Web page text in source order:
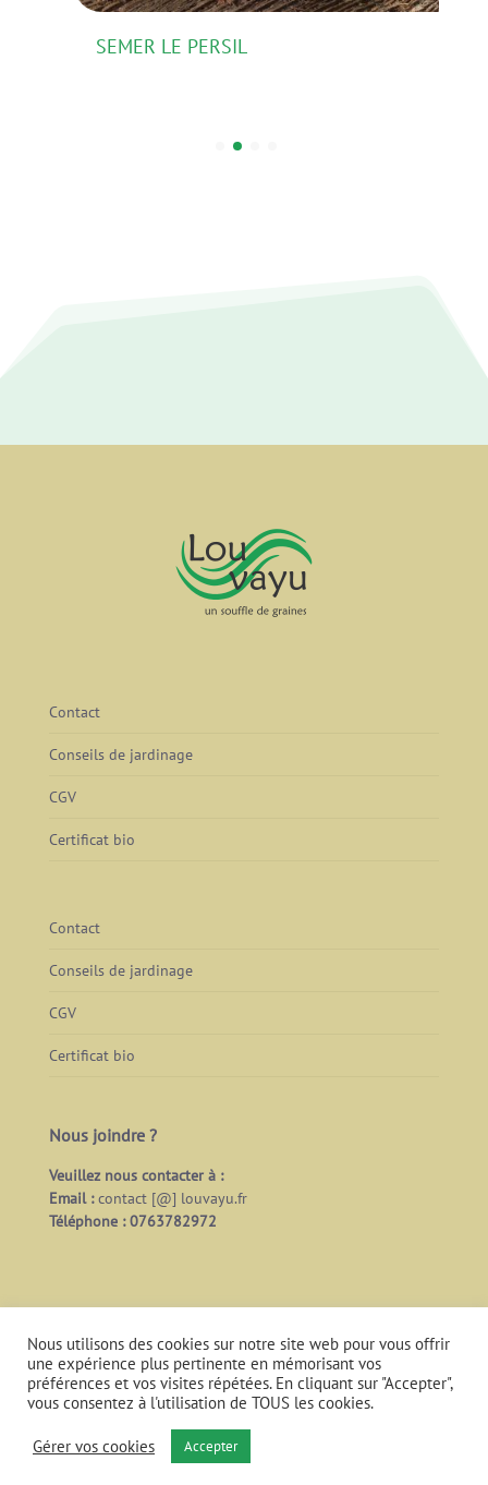
SEMER LE PERSIL
Contact
Conseils de jardinage
CGV
Certificat bio
Contact
Conseils de jardinage
CGV
Certificat bio
Nous joindre ?
Veuillez nous contacter à :
Email : contact [@] louvayu.fr
Téléphone : 0763782972
© Copyright 2021 | Tous droits réservés |Mentions
légales
Nous utilisons des cookies sur notre site web pour vous offrir
une expérience plus pertinente en mémorisant vos
préférences et vos visites répétées. En cliquant sur "Accepter",
vous consentez à l'utilisation de TOUS les cookies.
Gérer vos cookies Accepter